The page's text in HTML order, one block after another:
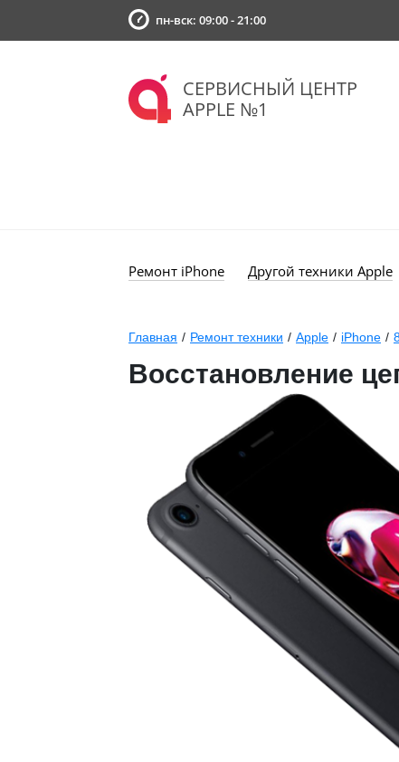
пн-вск: 09:00 - 21:00
СЕРВИСНЫЙ ЦЕНТР
APPLE №1
Ремонт iPhone Другой техники Apple
Главная / Ремонт техники / Apple / iPhone /
Восстановление